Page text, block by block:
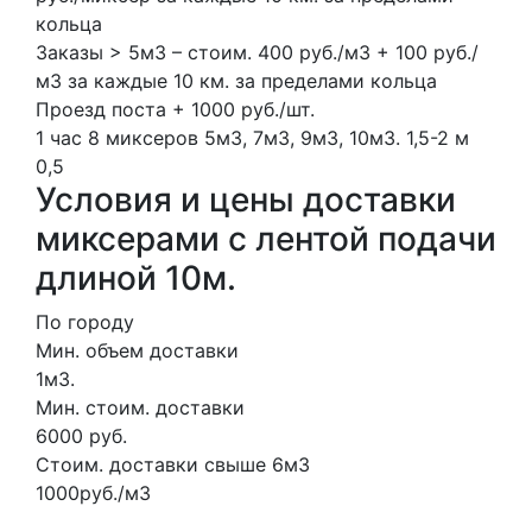
кольца
Заказы > 5м3 – стоим. 400 руб./м3 + 100 руб./
м3 за каждые 10 км. за пределами кольца
Проезд поста + 1000 руб./шт.
1 час 8 миксеров 5м3, 7м3, 9м3, 10м3. 1,5-2 м
0,5
Условия и цены доставки
миксерами с лентой подачи
длиной 10м.
По городу
Мин. объем доставки
1м3.
Мин. стоим. доставки
6000 руб.
Стоим. доставки свыше 6м3
1000руб./м3